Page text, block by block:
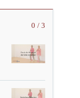
0 / 3